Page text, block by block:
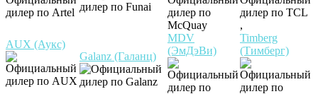
,
AUX (Аукс)
Galanz (Галанц)
MDV
(ЭмДэВи)
Timberg
(Тимберг)